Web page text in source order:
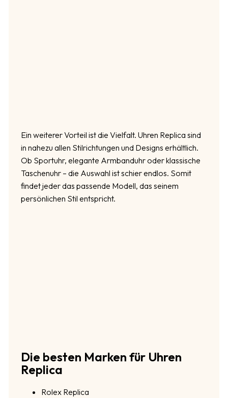
Ein weiterer Vorteil ist die Vielfalt. Uhren Replica sind
in nahezu allen Stilrichtungen und Designs erhältlich.
Ob Sportuhr, elegante Armbanduhr oder klassische
Taschenuhr – die Auswahl ist schier endlos. Somit
findet jeder das passende Modell, das seinem
persönlichen Stil entspricht.
Die besten Marken für Uhren
Replica
Rolex Replica